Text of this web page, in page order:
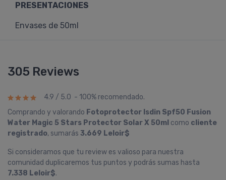
PRESENTACIONES
Envases de 50ml
305 Reviews
4.9 / 5.0 - 100% recomendado.
Comprando y valorando Fotoprotector Isdin Spf50 Fusion
Water Magic 5 Stars Protector Solar X 50ml como cliente
registrado, sumarás 3.669 Leloir$
Si consideramos que tu review es valioso para nuestra
comunidad duplicaremos tus puntos y podrás sumas hasta
7.338 Leloir$.